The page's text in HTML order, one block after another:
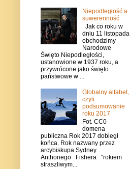
Niepodległość a
suwerenność
Jak co roku w
dniu 11 listopada
obchodzimy
Narodowe
Święto Niepodległości,
ustanowione w 1937 roku, a
przywrócone jako święto
państwowe w ...
Globalny alfabet,
czyli
podsumowanie
roku 2017
Fot. CC0
domena
publiczna Rok 2017 dobiegł
końca. Rok nazwany przez
arcybiskupa Sydney
Anthonego Fishera "rokiem
straszliwym...